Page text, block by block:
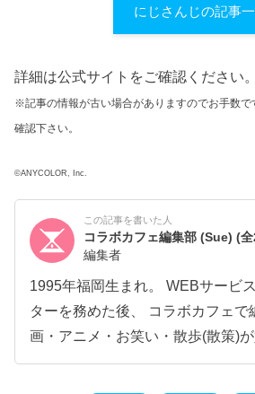
にじさんじの記事
詳細は公式サイトをご確認ください。
※記事の情報が古い場合がありますのでお手数で
確認下さい。
©ANYCOLOR, Inc.
この記事を書いた人
コラボカフェ編集部 (Sue)(
編集者
1995年福岡生まれ。 WEBサービ
ターを務めた後、 コラボカフェで
画・アニメ・お笑い・散歩(散策)が